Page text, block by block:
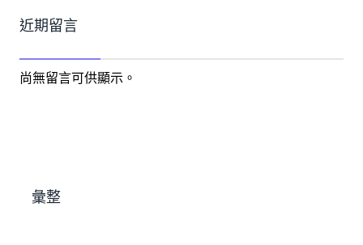
近期留言
尚無留言可供顯示。
彙整